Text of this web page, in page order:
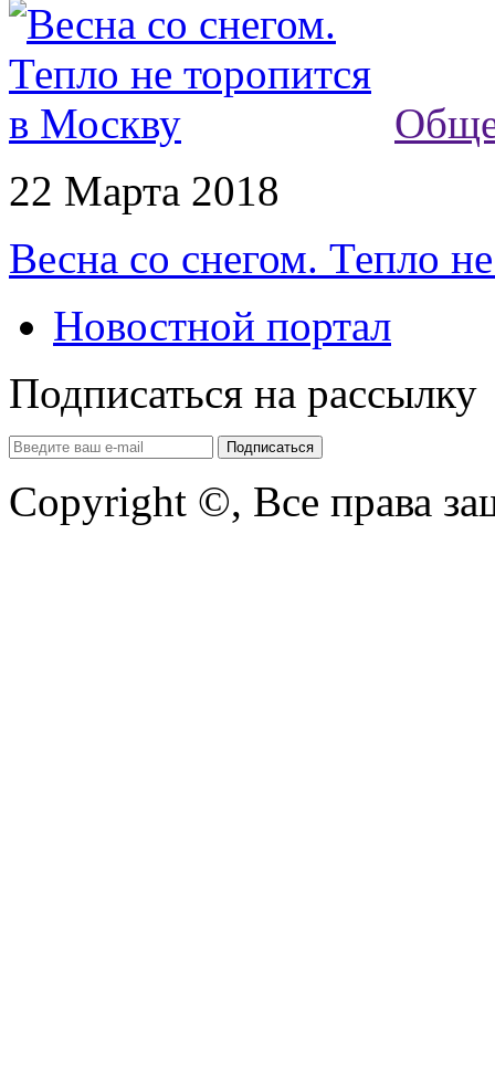
22 Марта 2018
Весна со снегом. Тепло
Новостной портал
Подписаться на рассылку
Copyright ©, Все права